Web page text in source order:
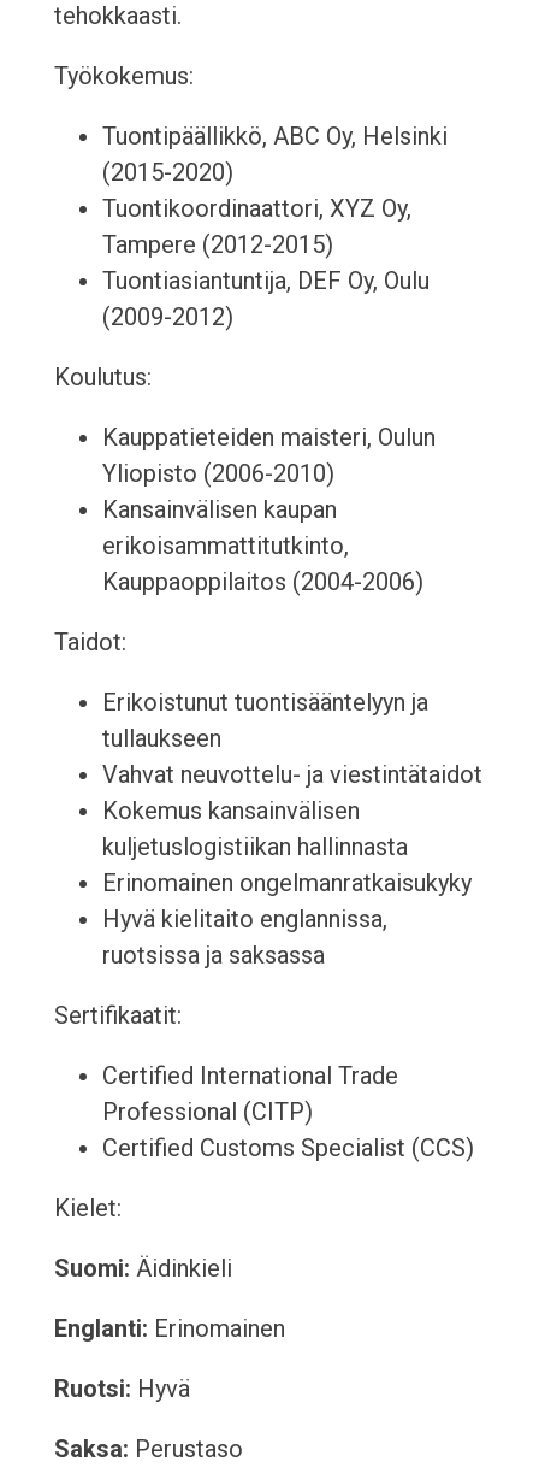
tehokkaasti.
Työkokemus:
Tuontipäällikkö, ABC Oy, Helsinki
(2015-2020)
Tuontikoordinaattori, XYZ Oy,
Tampere (2012-2015)
Tuontiasiantuntija, DEF Oy, Oulu
(2009-2012)
Koulutus:
Kauppatieteiden maisteri, Oulun
Yliopisto (2006-2010)
Kansainvälisen kaupan
erikoisammattitutkinto,
Kauppaoppilaitos (2004-2006)
Taidot:
Erikoistunut tuontisääntelyyn ja
tullaukseen
Vahvat neuvottelu- ja viestintätaidot
Kokemus kansainvälisen
kuljetuslogistiikan hallinnasta
Erinomainen ongelmanratkaisukyky
Hyvä kielitaito englannissa,
ruotsissa ja saksassa
Sertifikaatit:
Certified International Trade
Professional (CITP)
Certified Customs Specialist (CCS)
Kielet:
Suomi: Äidinkieli
Englanti: Erinomainen
Ruotsi: Hyvä
Saksa: Perustaso